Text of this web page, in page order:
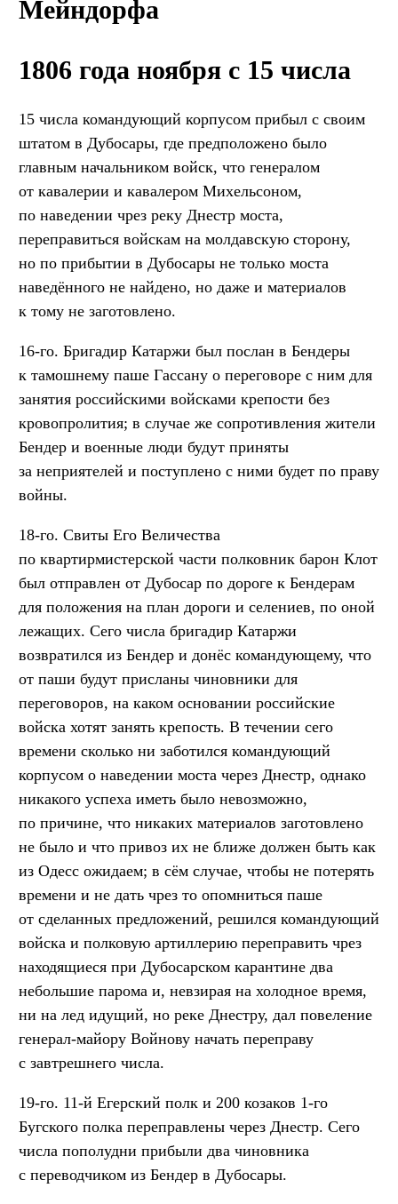
Мейндорфа
1806 года ноября с 15 числа
15 числа командующий корпусом прибыл с своим
штатом в Дубосары, где предположено было
главным начальником войск, что генералом
от кавалерии и кавалером Михельсоном,
по наведении чрез реку Днестр моста,
переправиться войскам на молдавскую сторону,
но по прибытии в Дубосары не только моста
наведённого не найдено, но даже и материалов
к тому не заготовлено.
16-го. Бригадир Катаржи был послан в Бендеры
к тамошнему паше Гассану о переговоре с ним для
занятия российскими войсками крепости без
кровопролития; в случае же сопротивления жители
Бендер и военные люди будут приняты
за неприятелей и поступлено с ними будет по праву
войны.
18-го. Свиты Его Величества
по квартирмистерской части полковник барон Клот
был отправлен от Дубосар по дороге к Бендерам
для положения на план дороги и селениев, по оной
лежащих. Сего числа бригадир Катаржи
возвратился из Бендер и донёс командующему, что
от паши будут присланы чиновники для
переговоров, на каком основании российские
войска хотят занять крепость. В течении сего
времени сколько ни заботился командующий
корпусом о наведении моста через Днестр, однако
никакого успеха иметь было невозможно,
по причине, что никаких материалов заготовлено
не было и что привоз их не ближе должен быть как
из Одесс ожидаем; в сём случае, чтобы не потерять
времени и не дать чрез то опомниться паше
от сделанных предложений, решился командующий
войска и полковую артиллерию переправить чрез
находящиеся при Дубосарском карантине два
небольшие парома и, невзирая на холодное время,
ни на лед идущий, но реке Днестру, дал повеление
генерал-майору Войнову начать переправу
с завтрешнего числа.
19-го. 11-й Егерский полк и 200 козаков 1-го
Бугского полка переправлены через Днестр. Сего
числа пополудни прибыли два чиновника
с переводчиком из Бендер в Дубосары.